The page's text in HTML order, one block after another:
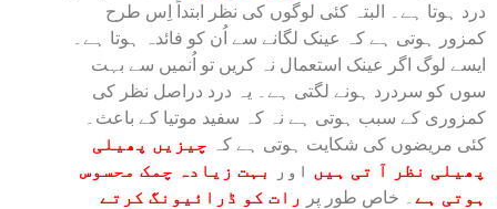
درد ہوتا ہے۔ البتہ کئی لوگوں کی نظر ابتداً اِس طرح
کمزور ہوتی ہے کہ عینک لگانے سے اُن کو فائدہ ہوتا ہے۔
ایسے لوگ اگر عینک استعمال نہ کریں تو اُنمیں سے بہت
سوں کو سردرد ہونے لگتی ہے۔ یہ درد دراصل نظر کی
کمزوری کے سبب ہوتی ہے نہ کہ سفید موتیا کے باعث۔
کئی مریضوں کی شکایت ہوتی ہے کہ چیزیں پھیلی
پھیلی نظر آ تی ہیں اور
بہت زیادہ چمک محسوس
ہوتی ہے۔ خاص طور پر
رات کو ڈرائیونگ کرتے